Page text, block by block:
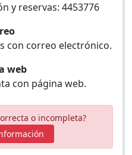
y reservas: 4453776
con correo electrónico.
web
con página web.
o incompleta?